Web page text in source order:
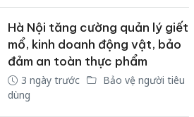
Hà Nội tăng cường quản lý giết
mổ, kinh doanh động vật, bảo
đảm an toàn thực phẩm
3 ngày trước
Bảo vệ người tiêu
dùng